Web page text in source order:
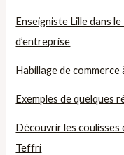
Enseigniste Lille dans
d’entreprise
Habillage de commerce
Exemples de quelques
Découvrir les coulisses
Teffri